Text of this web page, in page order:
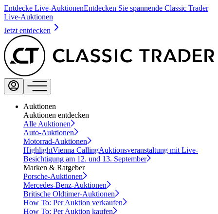
Entdecke Live-AuktionenEntdecken Sie spannende Classic Trader
Live-Auktionen
Jetzt entdecken
Auktionen
Auktionen entdecken
Alle Auktionen
Auto-Auktionen
Motorrad-Auktionen
HighlightVienna CallingAuktionsveranstaltung mit Live-
Besichtigung am 12. und 13. September
Marken & Ratgeber
Porsche-Auktionen
Mercedes-Benz-Auktionen
Britische Oldtimer-Auktionen
How To: Per Auktion verkaufen
How To: Per Auktion kaufen